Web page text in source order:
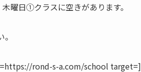
曜日①クラスに空きがあります。
rond-s-a.com/school target=]